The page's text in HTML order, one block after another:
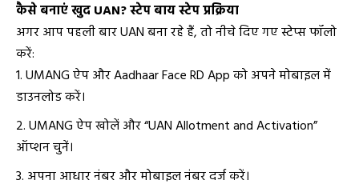
कैसे बनाएं खुद UAN? स्टेप बाय स्टेप प्रक्रिया
अगर आप पहली बार UAN बना रहे हैं, तो नीचे दिए गए स्टेप्स फॉलो
करें:
UMANG ऐप और Aadhaar Face RD App को अपने मोबाइल में
डाउनलोड करें।
UMANG ऐप खोलें और “UAN Allotment and Activation”
ऑप्शन चुनें।
अपना आधार नंबर और मोबाइल नंबर दर्ज करें।